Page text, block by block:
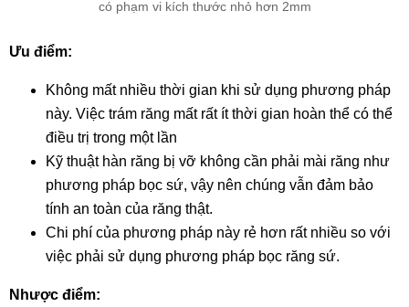
có phạm vi kích thước nhỏ hơn 2mm
Ưu điểm:
Không mất nhiều thời gian khi sử dụng phương pháp
này. Việc trám răng mất rất ít thời gian hoàn thể có thể
điều trị trong một lần
Kỹ thuật hàn răng bị vỡ không cần phải mài răng như
phương pháp bọc sứ, vậy nên chúng vẫn đảm bảo
tính an toàn của răng thật.
Chi phí của phương pháp này rẻ hơn rất nhiều so với
việc phải sử dụng phương pháp bọc răng sứ.
Nhược điểm: